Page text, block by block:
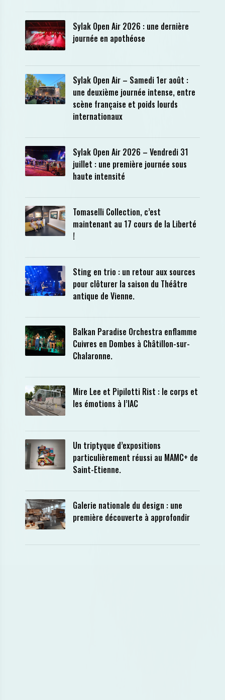
Sylak Open Air 2026 : une dernière
journée en apothéose
Sylak Open Air – Samedi 1er août :
une deuxième journée intense, entre
scène française et poids lourds
internationaux
Sylak Open Air 2026 – Vendredi 31
juillet : une première journée sous
haute intensité
Tomaselli Collection, c’est
maintenant au 17 cours de la Liberté
!
Sting en trio : un retour aux sources
pour clôturer la saison du Théâtre
antique de Vienne.
Balkan Paradise Orchestra enflamme
Cuivres en Dombes à Châtillon-sur-
Chalaronne.
Mire Lee et Pipilotti Rist : le corps et
les émotions à l’IAC
Un triptyque d’expositions
particulièrement réussi au MAMC+ de
Saint-Etienne.
Galerie nationale du design : une
première découverte à approfondir